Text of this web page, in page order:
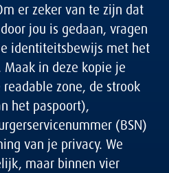
er zeker van te zijn dat
jou is gedaan, vragen
identiteitsbewijs met het
in deze kopie je
zone, de strook
het paspoort),
(BSN)
van je privacy. We
maar binnen vier